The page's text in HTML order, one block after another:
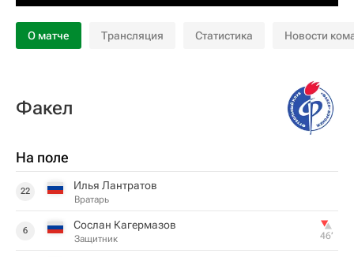
О матче Трансляция Статистика Новости
Факел
На поле
22 Илья Лантратов
Вратарь
6 Сослан Кагермазов
Защитник 46‎’‎